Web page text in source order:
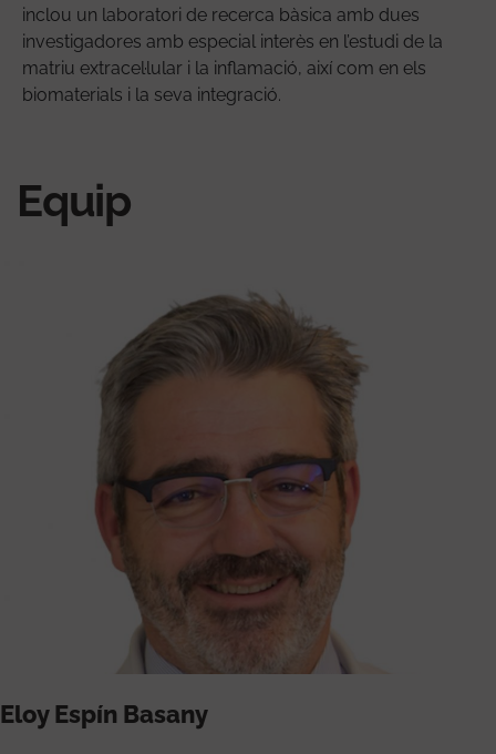
inclou un laboratori de recerca bàsica amb dues
investigadores amb especial interès en l’estudi de la
matriu extracel·lular i la inflamació, així com en els
biomaterials i la seva integració.
Equip
Eloy Espín Basany